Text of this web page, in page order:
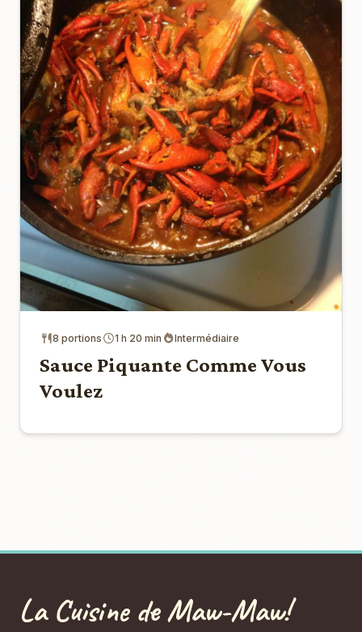
8 portions 1 h 20 min Intermédiaire
Sauce Piquante Comme Vous
Voulez
La Cuisine de Maw-Maw!